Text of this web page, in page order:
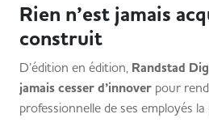
Rien n’est jamais
construit
D’édition en édition, Randstad
jamais cesser d’innover pour
professionnelle de ses employés